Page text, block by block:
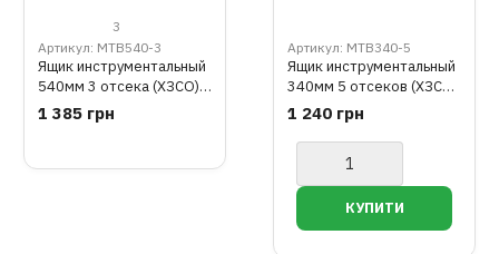
3
Артикул: MTB540-3
Ящик инструментальный
540мм 3 отсека (ХЗСО)
ЯЩ530-3 MTB540-3
1 385 грн
Артикул: MTB340-5
Ящик инструментальный
340мм 5 отсеков (ХЗСО)
ЯЩ330-5 MTB340-5
1 240 грн